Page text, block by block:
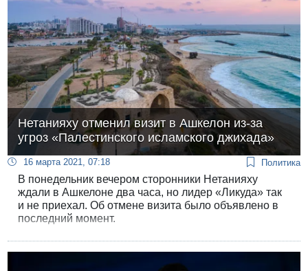
Нетанияху отменил визит в Ашкелон из-за
угроз «Палестинского исламского джихада»
16 марта 2021, 07:18 Политика
В понедельник вечером сторонники Нетанияху
ждали в Ашкелоне два часа, но лидер «Ликуда» так
и не приехал. Об отмене визита было объявлено в
последний момент.